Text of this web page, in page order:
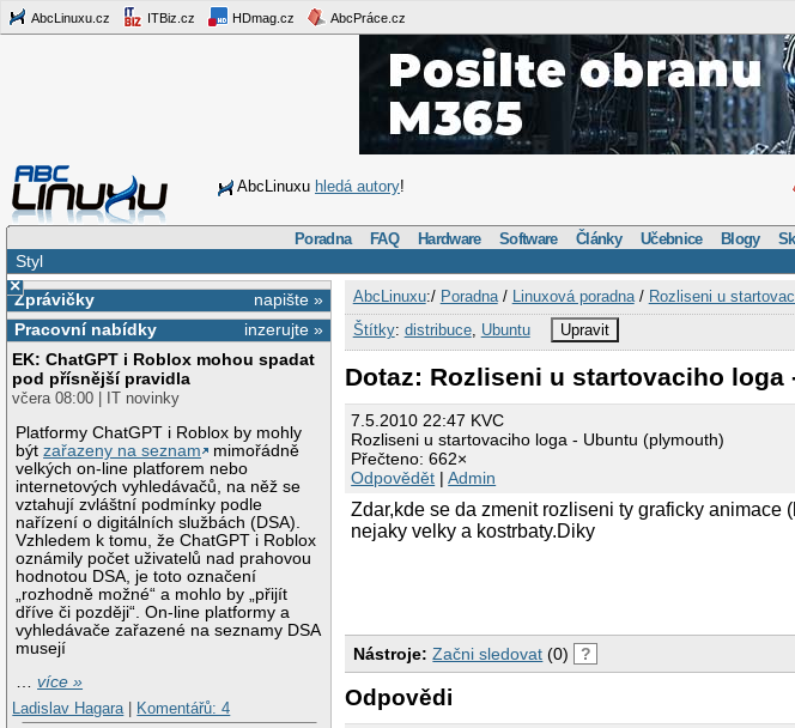
AbcLinuxu.cz ITBiz.cz HDmag.cz AbcPráce.cz
AbcLinuxu hledá autory!
Poradna FAQ Hardware Software Články Učebnice Blogy
Styl
×
napište »
Zprávičky
inzerujte »
Pracovní nabídky
EK: ChatGPT i Roblox mohou spadat
pod přísnější pravidla
včera 08:00 | IT novinky
Platformy ChatGPT i Roblox by mohly
býtzařazeny na seznam
mimořádně
velkých on-line platforem nebo
internetových vyhledávačů, na něž se
vztahují zvláštní podmínky podle
nařízení o digitálních službách (DSA).
Vzhledem k tomu, že ChatGPT i Roblox
oznámily počet uživatelů nad prahovou
hodnotou DSA, je toto označení
„rozhodně možné“ a mohlo by „přijít
dříve či později“. On-line platformy a
vyhledávače zařazené na seznamy DSA
musejí
…více »
Ladislav Hagara
Komentářů: 4
AbcLinuxu:/ Poradna/ Linuxová poradna/ Rozliseni u
Štítky: distribuce, Ubuntu Upravit
Dotaz: Rozliseni u startovaciho loga
7.5.2010 22:47 KVC
Rozliseni u startovaciho loga - Ubuntu (plymouth)
Přečteno: 662×
Odpovědět |Admin
Zdar,kde se da zmenit rozliseni ty graficky animace
nejaky velky a kostrbaty.Diky
Nástroje: Začni sledovat (0) ?
Odpovědi